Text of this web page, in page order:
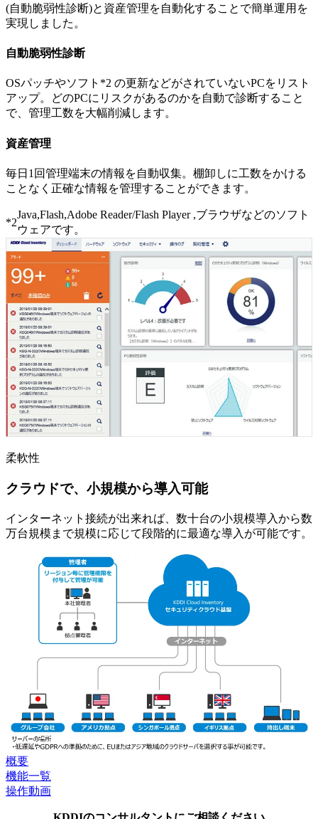
(自動脆弱性診断)と資産管理を自動化することで簡単運用を
実現しました。
自動脆弱性診断
OSパッチやソフト*2 の更新などがされていないPCをリスト
アップ。どのPCにリスクがあるのかを自動で診断すること
で、管理工数を大幅削減します。
資産管理
毎日1回管理端末の情報を自動収集。棚卸しに工数をかける
ことなく正確な情報を管理することができます。
*2
Java,Flash,Adobe Reader/Flash Player ,ブラウザなどのソフト
ウェアです。
柔軟性
クラウドで、小規模から導入可能
インターネット接続が出来れば、数十台の小規模導入から数
万台規模まで規模に応じて段階的に最適な導入が可能です。
概要
機能一覧
操作動画